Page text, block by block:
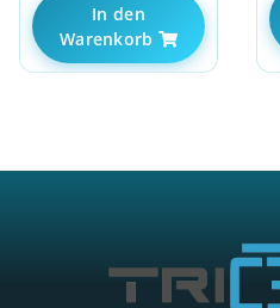
In den
Warenkorb